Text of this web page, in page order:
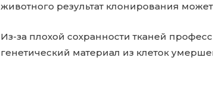
животного результат клонирования
Из-за плохой сохранности тканей
генетический материал из клеток